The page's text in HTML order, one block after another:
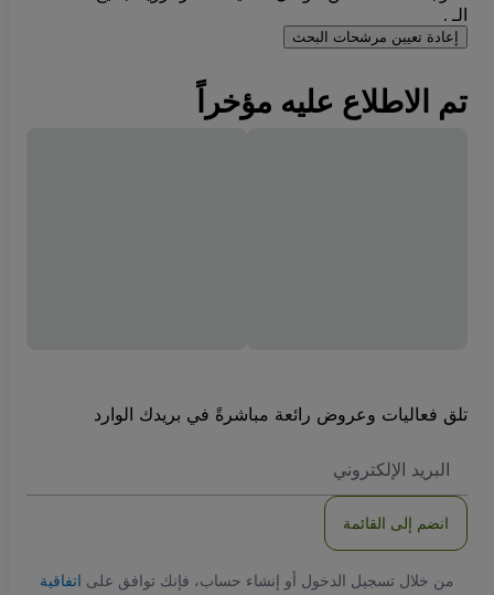
الـ .
إعادة تعيين مرشحات البحث
تم الاطلاع عليه مؤخراً
تلق فعاليات وعروض رائعة مباشرةً في بريدك الوارد
الاكتروني
انضم إلى القائمة
من خلال تسجيل الدخول أو إنشاء حساب، فإنك توافق على اتفاقية